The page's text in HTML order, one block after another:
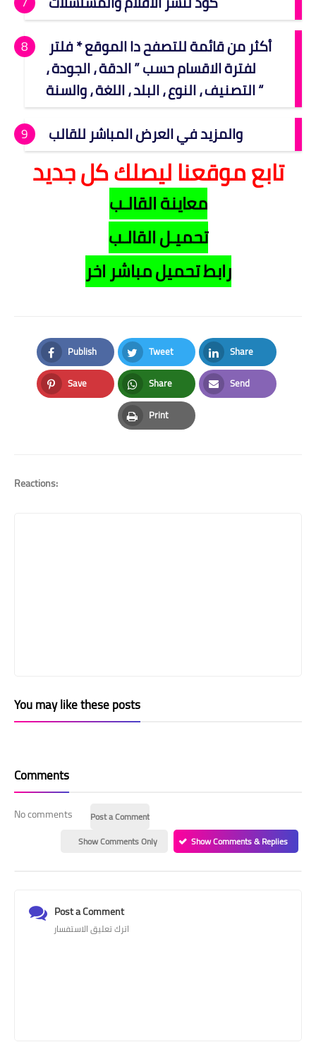
لفترة الاقسام حسب ” الدقة ، الجودة ،
التصنيف ، النوع ، البلد ، اللغة ، والسنة “
والمزيد في العرض المباشر للقالب
تابع موقعنا ليصلك كل جديد
معاينة القالـب
تحميـل القالـب
رابط تحميل مباشر اخر
Publish
Facebook
Tweet
Twitter
Share
LinkedIn
Save
Pinterest
Share
Whatsapp
Send
Email
Print
Print
Reactions:
You may like these posts
Comments
No comments
Post a Comment
Show Comments Only
Show Comments & Replies
Post a Comment
اترك تعليق الاستفسار